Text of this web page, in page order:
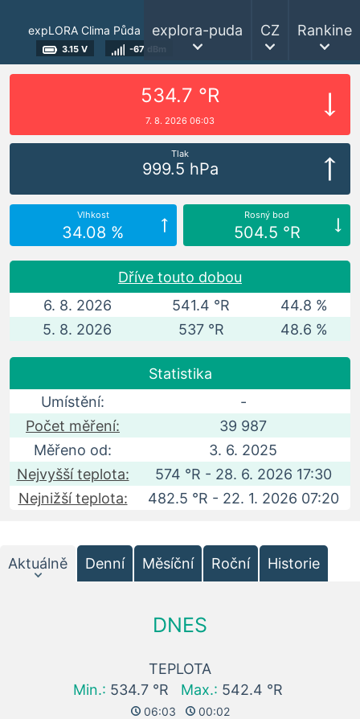
expLORA Clima Půda
3.15 V -67 dBm
explora-puda CZ Rankine
534.7 °R
7. 8. 2026 06:03
Tlak
999.5 hPa
Vlhkost
34.08 %
Rosný bod
504.5 °R
Dříve touto dobou
6. 8. 2026
541.4 °R
44.8 %
5. 8. 2026
537 °R 48.6 %
Statistika
Umístění:
-
Počet měření:
39 987
Měřeno od:
3. 6. 2025
Nejvyšší teplota:
574 °R - 28. 6. 2026 17:30
Nejnižší teplota:
482.5 °R - 22. 1. 2026 07:20
Aktuálně Denní Měsíční Roční Historie
DNES
TEPLOTA
Min.: 534.7 °R Max.: 542.4 °R
06:03 00:02